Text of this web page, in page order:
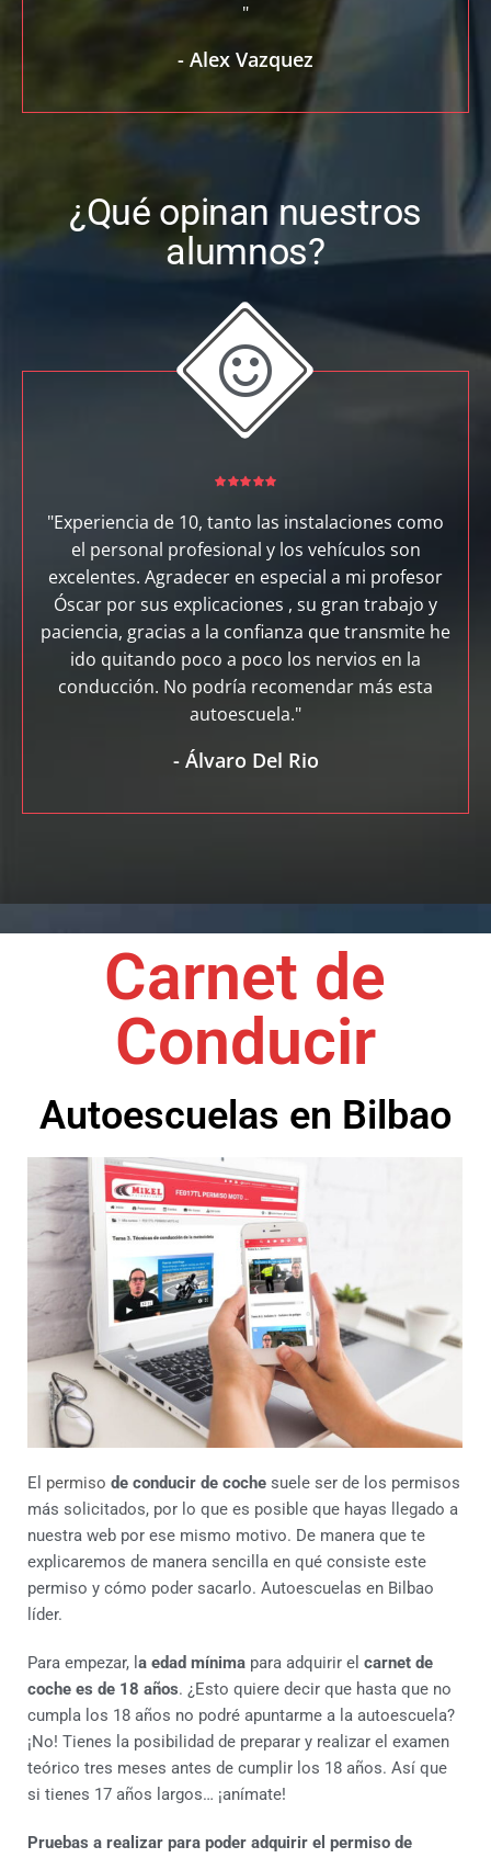
"
- Alex Vazquez
¿Qué opinan nuestros
alumnos?
"Experiencia de 10, tanto las instalaciones como
el personal profesional y los vehículos son
excelentes. Agradecer en especial a mi profesor
Óscar por sus explicaciones , su gran trabajo y
paciencia, gracias a la confianza que transmite he
ido quitando poco a poco los nervios en la
conducción. No podría recomendar más esta
autoescuela."
- Álvaro Del Rio
Carnet de
Conducir
Autoescuelas en Bilbao
El permiso de conducir de coche suele ser de los permisos
más solicitados, por lo que es posible que hayas llegado a
nuestra web por ese mismo motivo. De manera que te
explicaremos de manera sencilla en qué consiste este
permiso y cómo poder sacarlo. Autoescuelas en Bilbao
líder.
Para empezar, l a edad mínima para adquirir el carnet de
coche es de 18 años. ¿Esto quiere decir que hasta que no
cumpla los 18 años no podré apuntarme a la autoescuela?
¡No! Tienes la posibilidad de preparar y realizar el examen
teórico tres meses antes de cumplir los 18 años. Así que
si tienes 17 años largos… ¡anímate!
Pruebas a realizar para poder adquirir el permiso de